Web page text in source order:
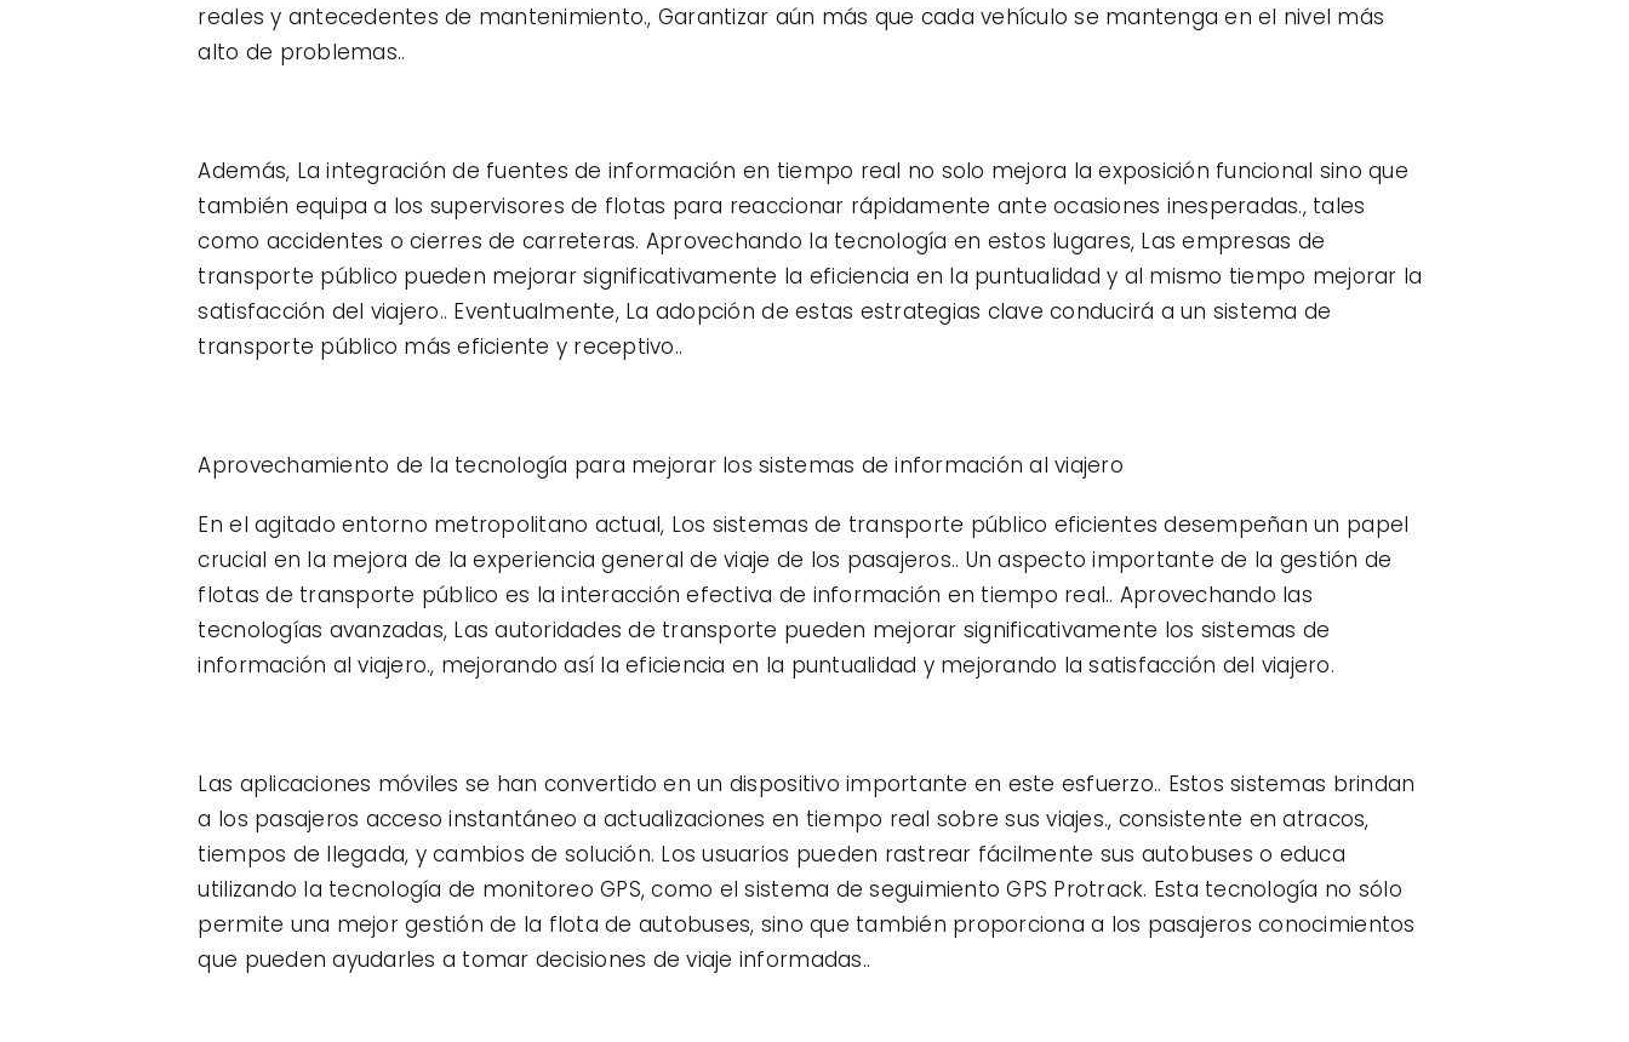
reales y antecedentes de mantenimiento., Garantizar aún más que cada vehículo se mantenga en el nivel más
alto de problemas..
Además, La integración de fuentes de información en tiempo real no solo mejora la exposición funcional sino que
también equipa a los supervisores de flotas para reaccionar rápidamente ante ocasiones inesperadas., tales
como accidentes o cierres de carreteras. Aprovechando la tecnología en estos lugares, Las empresas de
transporte público pueden mejorar significativamente la eficiencia en la puntualidad y al mismo tiempo mejorar la
satisfacción del viajero.. Eventualmente, La adopción de estas estrategias clave conducirá a un sistema de
transporte público más eficiente y receptivo..
Aprovechamiento de la tecnología para mejorar los sistemas de información al viajero
En el agitado entorno metropolitano actual, Los sistemas de transporte público eficientes desempeñan un papel
crucial en la mejora de la experiencia general de viaje de los pasajeros.. Un aspecto importante de la gestión de
flotas de transporte público es la interacción efectiva de información en tiempo real.. Aprovechando las
tecnologías avanzadas, Las autoridades de transporte pueden mejorar significativamente los sistemas de
información al viajero., mejorando así la eficiencia en la puntualidad y mejorando la satisfacción del viajero.
Las aplicaciones móviles se han convertido en un dispositivo importante en este esfuerzo.. Estos sistemas brindan
a los pasajeros acceso instantáneo a actualizaciones en tiempo real sobre sus viajes., consistente en atracos,
tiempos de llegada, y cambios de solución. Los usuarios pueden rastrear fácilmente sus autobuses o educa
utilizando la tecnología de monitoreo GPS, como el sistema de seguimiento GPS Protrack. Esta tecnología no sólo
permite una mejor gestión de la flota de autobuses, sino que también proporciona a los pasajeros conocimientos
que pueden ayudarles a tomar decisiones de viaje informadas..